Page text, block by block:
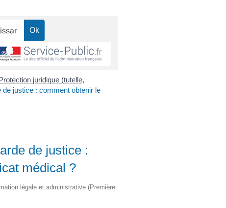
juridique (tutelle,
de justice : comment obtenir le
de justice :
médical ?
légale et administrative (Première